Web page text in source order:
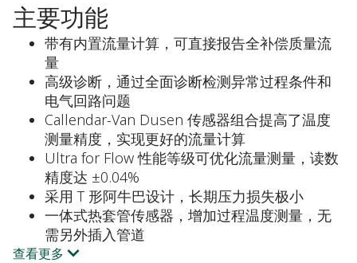
主要功能
带有内置流量计算，可直接报告全补偿质量流
量
高级诊断，通过全面诊断检测异常过程条件和
电气回路问题
Callendar-Van Dusen 传感器组合提高了温度
测量精度，实现更好的流量计算
Ultra for Flow 性能等级可优化流量测量，读数
精度达 ±0.04%
采用 T 形阿牛巴设计，长期压力损失极小
一体式热套管传感器，增加过程温度测量，无
需另外插入管道
查看更多